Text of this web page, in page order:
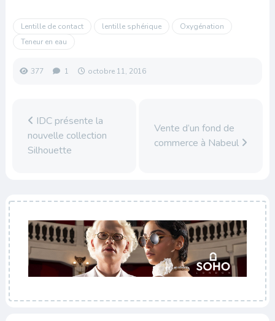
Lentille de contact lentille sphérique
Oxygénation
Teneur en eau
377 1 octobre 11, 2016
IDC présente la
nouvelle collection
Silhouette
Vente d’un fond de
commerce à Nabeul